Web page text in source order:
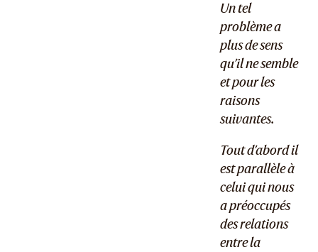
Un tel
problème a
plus de sens
qu’il ne semble
et pour les
raisons
suivantes.
Tout d’abord il
est parallèle à
celui qui nous
a préoccupés
des relations
entre la